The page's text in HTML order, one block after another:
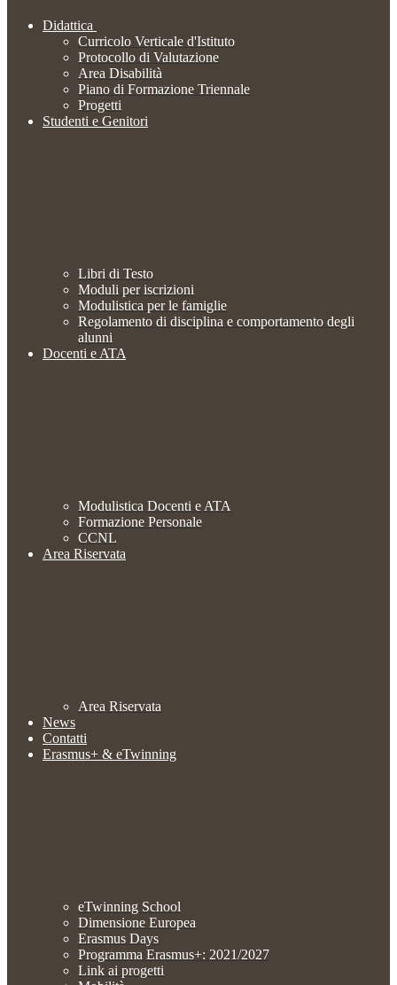
Didattica
Curricolo Verticale d'Istituto
Protocollo di Valutazione
Area Disabilità
Piano di Formazione Triennale
Progetti
Studenti e Genitori
Libri di Testo
Moduli per iscrizioni
Modulistica per le famiglie
Regolamento di disciplina e comportamento degli
alunni
Docenti e ATA
Modulistica Docenti e ATA
Formazione Personale
CCNL
Area Riservata
Area Riservata
News
Contatti
Erasmus+ & eTwinning
eTwinning School
Dimensione Europea
Erasmus Days
Programma Erasmus+: 2021/2027
Link ai progetti